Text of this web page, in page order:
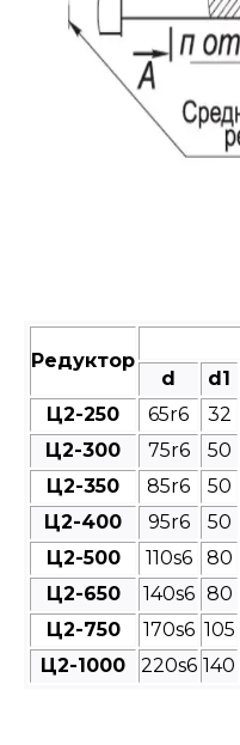
Редуктор
d
d1
Ц2-250
65r6 32
Ц2-300
75r6 50
Ц2-350
85r6 50
Ц2-400
95r6 50
Ц2-500
110s6 80
Ц2-650
140s6 80
Ц2-750
170s6 105
Ц2-1000
220s6 140